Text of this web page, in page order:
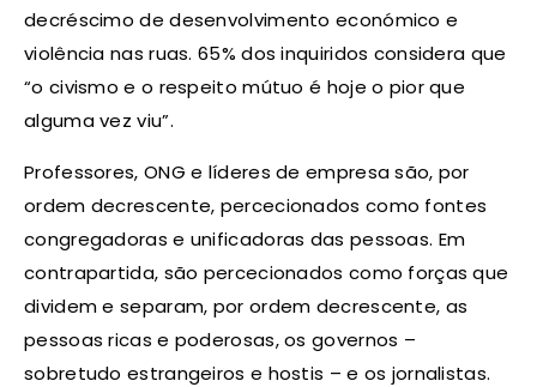
decréscimo de desenvolvimento económico e
violência nas ruas. 65% dos inquiridos considera que
“o civismo e o respeito mútuo é hoje o pior que
alguma vez viu”.
Professores, ONG e líderes de empresa são, por
ordem decrescente, percecionados como fontes
congregadoras e unificadoras das pessoas. Em
contrapartida, são percecionados como forças que
dividem e separam, por ordem decrescente, as
pessoas ricas e poderosas, os governos –
sobretudo estrangeiros e hostis – e os jornalistas.